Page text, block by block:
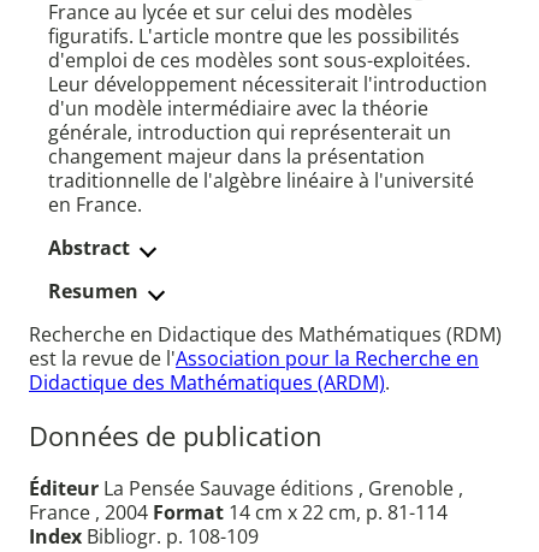
France au lycée et sur celui des modèles
figuratifs. L'article montre que les possibilités
d'emploi de ces modèles sont sous-exploitées.
Leur développement nécessiterait l'introduction
d'un modèle intermédiaire avec la théorie
générale, introduction qui représenterait un
changement majeur dans la présentation
traditionnelle de l'algèbre linéaire à l'université
en France.
Abstract
Resumen
Recherche en Didactique des Mathématiques (RDM)
est la revue de l'Association pour la Recherche en
Didactique des Mathématiques (ARDM).
Données de publication
Éditeur La Pensée Sauvage éditions , Grenoble ,
France , 2004 Format 14 cm x 22 cm, p. 81-114
Index Bibliogr. p. 108-109